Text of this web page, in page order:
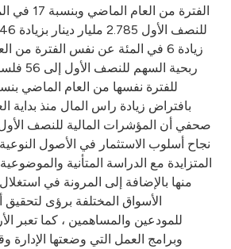
الفترة من
زيادة 6 في المئة عن نفس الفترة
بافتراض زيادة راس المال منذ بداية
صحفي أن المؤشرات المالية للنصف
نجاح أسلوب الاستثمار في الأصول
المتزايدة مع الدراسة المتأنية
منها بالإضافة إلى المرونة في
الأسواق المختلفة برؤى
للمودعين والمساهمين ، كما تعبر
وبرامج العمل التي وضعتها الإدارة